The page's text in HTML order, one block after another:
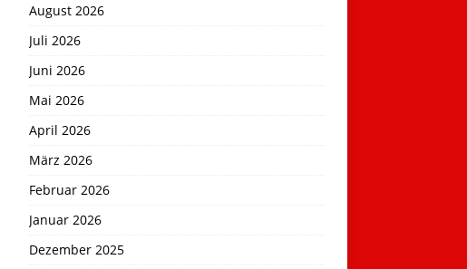
August 2026
Juli 2026
Juni 2026
Mai 2026
April 2026
März 2026
Februar 2026
Januar 2026
Dezember 2025